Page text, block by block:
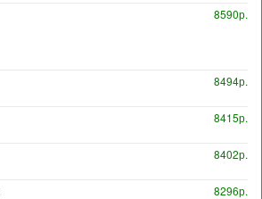
8590р.
8494р.
8415р.
8402р.
8296р.